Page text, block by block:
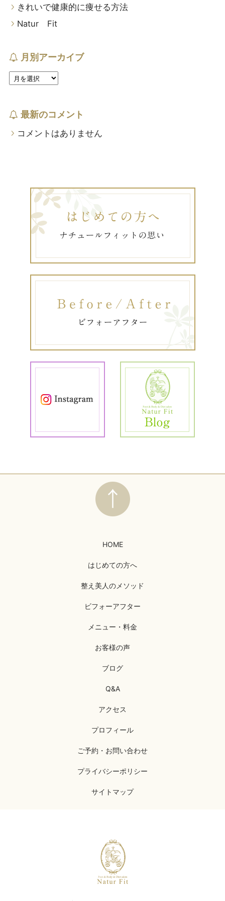
きれいで健康的に痩せる方法
Natur Fit
月別アーカイブ
最新のコメント
コメントはありません
HOME
はじめての方へ
整え美人のメソッド
ビフォーアフター
メニュー・料金
お客様の声
ブログ
Q&A
アクセス
プロフィール
ご予約・お問い合わせ
プライバシーポリシー
サイトマップ